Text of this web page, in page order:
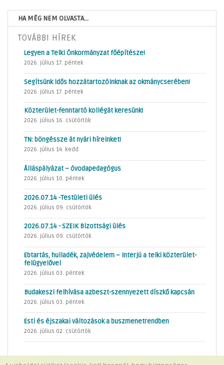
HA MÉG NEM OLVASTA...
TOVÁBBI HÍREK
Legyen a Telki Önkormányzat főépítésze!
2026. július 17. péntek
Segítsünk idős hozzátartozóinknak az okmánycserében!
2026. július 17. péntek
Közterület-fenntartó kollégát keresünk!
2026. július 16. csütörtök
TN: böngéssze át nyári híreinket!
2026. július 14. kedd
Álláspályázat – óvodapedagógus
2026. július 10. péntek
2026.07.14 -Testületi ülés
2026. július 09. csütörtök
2026.07.14 - SZEIK Bizottsági ülés
2026. július 09. csütörtök
Ebtartás, hulladék, zajvédelem – interjú a telki közterület-
felügyelővel
2026. július 03. péntek
Budakeszi felhívása azbeszt-szennyezett díszkő kapcsán
2026. július 03. péntek
Esti és éjszakai változások a buszmenetrendben
2026. július 02. csütörtök